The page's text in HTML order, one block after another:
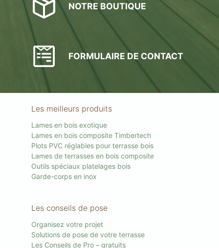
NOTRE BOUTIQUE
FORMULAIRE DE CONTACT
Les meilleurs produits
Lames en bois exotique
Lames en bois composite Timbertech
Plots PVC réglables pour terrasse bois
Lames de terrasses en bois composite
Outils spéciaux platelages bois
Garde-corps en inox
Les conseils de pose
Organisez votre projet
Solutions de pose de votre terrasse
Les Conseils de Pro – gratuits